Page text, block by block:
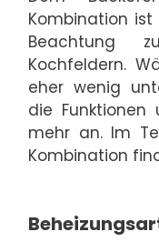
Kombination
Beachtung
Kochfeldern.
eher wenig
die
mehr an. Im
Kombination